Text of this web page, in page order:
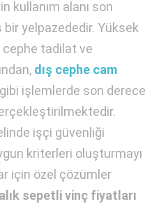
kullanım alanı son
bir yelpazededir. Yüksek
cephe tadilat ve
dış cephe cam
işlemlerde son derece
işçi güvenliği
kriterleri oluşturmayı
için özel çözümler
sepetli vinç fiyatları